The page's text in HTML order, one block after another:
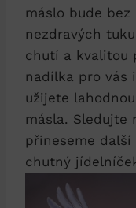
máslo bude
nezdravých
chutí a kvalitou
nadílka pro vás
užijete
másla. Sledujte
přineseme
chutný